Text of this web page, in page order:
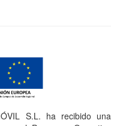
S.L. ha recibido una